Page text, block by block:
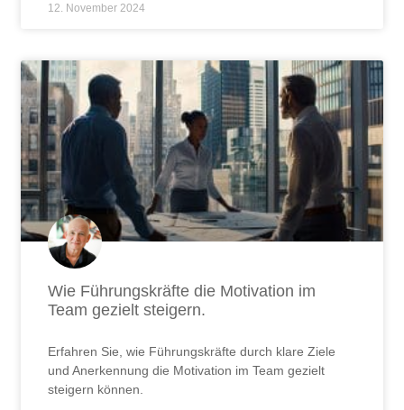
12. November 2024
Wie Führungskräfte die Motivation im
Team gezielt steigern.
Erfahren Sie, wie Führungskräfte durch klare Ziele
und Anerkennung die Motivation im Team gezielt
steigern können.